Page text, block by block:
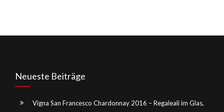
Neueste Beiträge
Vigna San Francesco Chardonnay 2016 – Regaleali im Glas,